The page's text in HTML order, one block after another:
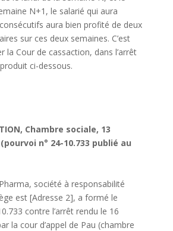
N+1, le salarié qui aura
aura bien profité de deux
sur ces deux semaines. C’est
la Cour de cassaction, dans l’arrêt
ci-dessous.
Chambre sociale, 13
n° 24-10.733 publié au
société à responsabilité
est [Adresse 2], a formé le
contre l’arrêt rendu le 16
la cour d’appel de Pau (chambre